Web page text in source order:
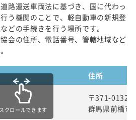
路運送車両法に基づき、国に代わっ
う機関のことで、軽自動車の新規登
どの手続きを行う場所です。
会の住所、電話番号、管轄地域など
住所
〒371-0132
群馬県前橋市
スクロールできます